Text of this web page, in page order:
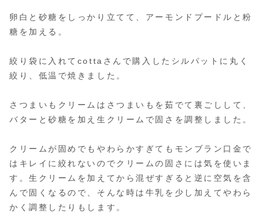
卵白と砂糖をしっかり立てて、アーモンドプードルと粉
糖を加える。
絞り袋に入れてcottaさんで購入したシルパットに丸く
絞り、低温で焼きました。
さつまいもクリームはさつまいもを茹でて裏ごしして、
バターと砂糖を加え生クリームで固さを調整しました。
クリームが固めでもやわらかすぎてもモンブラン口金で
はキレイに絞れないのでクリームの固さには気を使いま
す。生クリームを加えてから混ぜすぎると逆に空気を含
んで固くなるので、そんな時は牛乳を少し加えてやわら
かく調整したりもします。